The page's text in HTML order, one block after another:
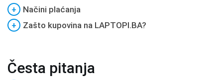
+
Načini plaćanja
+
Zašto kupovina na LAPTOPI.BA?
Česta pitanja